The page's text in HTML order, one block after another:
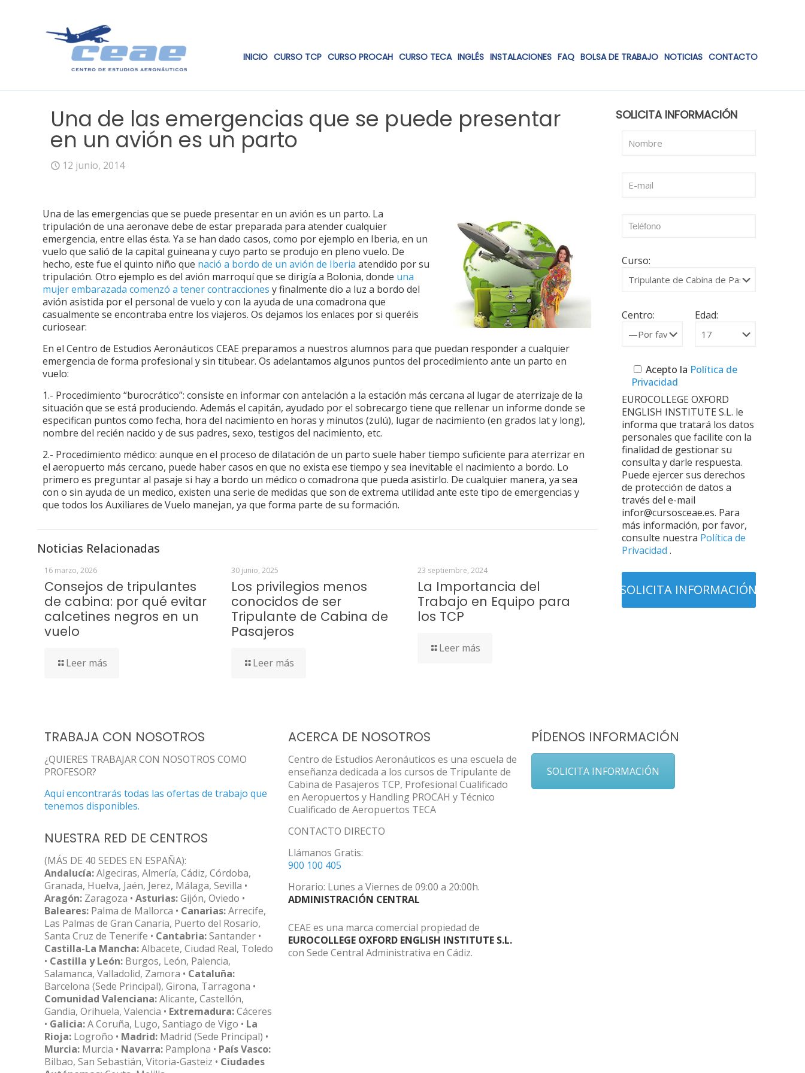
INICIO CURSO TCP CURSO PROCAH CURSO TECA INGLÉS INSTALACIONES FAQ BOLSA DE TRABAJO NOTICIAS CONTACTO
Una de las emergencias que se puede presentar
en un avión es un parto
12 junio, 2014
Una de las emergencias que se puede presentar en un avión es un parto. La
tripulación de una aeronave debe de estar preparada para atender cualquier
emergencia, entre ellas ésta. Ya se han dado casos, como por ejemplo en Iberia, en un
vuelo que salió de la capital guineana y cuyo parto se produjo en pleno vuelo. De
hecho, este fue el quinto niño que nació a bordo de un avión de Iberiaatendido por su
tripulación. Otro ejemplo es del avión marroquí que se dirigía a Bolonia, donde una
mujer embarazada comenzó a tener contracciones y finalmente dio a luz a bordo del
avión asistida por el personal de vuelo y con la ayuda de una comadrona que
casualmente se encontraba entre los viajeros. Os dejamos los enlaces por si queréis
curiosear:
En el Centro de Estudios Aeronáuticos CEAE preparamos a nuestros alumnos para que puedan responder a cualquier
emergencia de forma profesional y sin titubear. Os adelantamos algunos puntos del procedimiento ante un parto en
vuelo:
1.- Procedimiento “burocrático”: consiste en informar con antelación a la estación más cercana al lugar de aterrizaje de la
situación que se está produciendo. Además el capitán, ayudado por el sobrecargo tiene que rellenar un informe donde se
especifican puntos como fecha, hora del nacimiento en horas y minutos (zulú), lugar de nacimiento (en grados lat y long),
nombre del recién nacido y de sus padres, sexo, testigos del nacimiento, etc.
2.- Procedimiento médico: aunque en el proceso de dilatación de un parto suele haber tiempo suficiente para aterrizar en
el aeropuerto más cercano, puede haber casos en que no exista ese tiempo y sea inevitable el nacimiento a bordo. Lo
primero es preguntar al pasaje si hay a bordo un médico o comadrona que pueda asistirlo. De cualquier manera, ya sea
con o sin ayuda de un medico, existen una serie de medidas que son de extrema utilidad ante este tipo de emergencias y
que todos los Auxiliares de Vuelo manejan, ya que forma parte de su formación.
Noticias Relacionadas
16 marzo, 2026
Consejos de tripulantes
de cabina: por qué evitar
calcetines negros en un
vuelo
Leer más
30 junio, 2025
Los privilegios menos
conocidos de ser
Tripulante de Cabina de
Pasajeros
Leer más
23 septiembre, 2024
La Importancia del
Trabajo en Equipo para
los TCP
Leer más
SOLICITA INFORMACIÓN
Curso:
Centro: Edad:
Acepto la Política de
Privacidad
EUROCOLLEGE OXFORD
ENGLISH INSTITUTE S.L. le
informa que tratará los datos
personales que facilite con la
finalidad de gestionar su
consulta y darle respuesta.
Puede ejercer sus derechos
de protección de datos a
través del e-mail
infor@cursosceae.es. Para
más información, por favor,
consulte nuestra Política de
Privacidad .
TRABAJA CON NOSOTROS
¿QUIERES TRABAJAR CON NOSOTROS COMO
PROFESOR?
Aquí encontrarás todas las ofertas de trabajo que
tenemos disponibles.
NUESTRA RED DE CENTROS
(MÁS DE 40 SEDES EN ESPAÑA):
Andalucía:Algeciras, Almería, Cádiz, Córdoba,
Granada, Huelva, Jaén, Jerez, Málaga, Sevilla •
Aragón: Zaragoza • Asturias:Gijón, Oviedo •
Baleares: Palma de Mallorca • Canarias:Arrecife,
Las Palmas de Gran Canaria, Puerto del Rosario,
Santa Cruz de Tenerife • Cantabria:Santander •
Castilla-La Mancha:Albacete, Ciudad Real, Toledo
• Castilla y León: Burgos, León, Palencia,
Salamanca, Valladolid, Zamora • Cataluña:
Barcelona (Sede Principal), Girona, Tarragona •
Comunidad Valenciana:Alicante, Castellón,
Gandia, Orihuela, Valencia • Extremadura:Cáceres
• Galicia:A Coruña, Lugo, Santiago de Vigo • La
Rioja: Logroño • Madrid: Madrid (Sede Principal) •
Murcia: Murcia • Navarra: Pamplona • País Vasco:
Bilbao, San Sebastián, Vitoria-Gasteiz • Ciudades
ACERCA DE NOSOTROS
Centro de Estudios Aeronáuticos es una escuela de
enseñanza dedicada a los cursos de Tripulante de
Cabina de Pasajeros TCP, Profesional Cualificado
en Aeropuertos y Handling PROCAH y Técnico
Cualificado de Aeropuertos TECA
CONTACTO DIRECTO
Llámanos Gratis:
900 100 405
Horario: Lunes a Viernes de 09:00 a 20:00h.
ADMINISTRACIÓN CENTRAL
CEAE es una marca comercial propiedad de
EUROCOLLEGE OXFORD ENGLISH INSTITUTE S.L.
con Sede Central Administrativa en Cádiz.
PÍDENOS INFORMACIÓN
SOLICITA INFORMACIÓN